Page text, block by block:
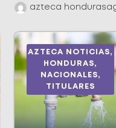
azteca honduras
AZTECA NOTICIAS,
HONDURAS,
NACIONALES,
TITULARES